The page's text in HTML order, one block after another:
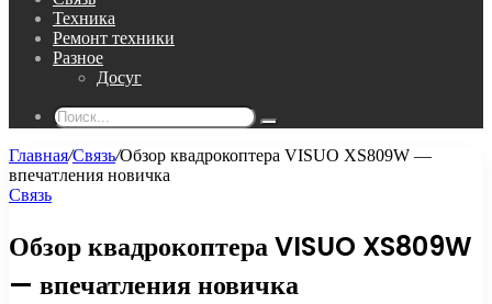
Техника
Ремонт техники
Разное
Досуг
Поиск...
Главная/Связь/Обзор квадрокоптера VISUO XS809W —
впечатления новичка
Связь
Обзор квадрокоптера VISUO XS809W
— впечатления новичка